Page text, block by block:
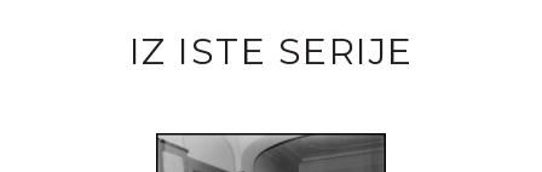
IZ ISTE SERIJE